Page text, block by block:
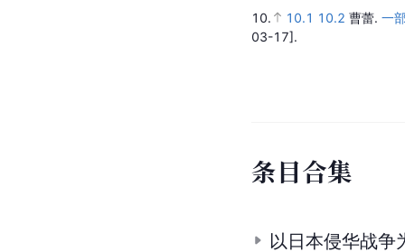
10.
10.1 10.2 曹蕾. 一
03-17].
条目合集
以日本侵华战争